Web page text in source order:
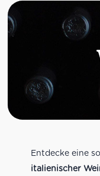
Entdecke eine
italienischer